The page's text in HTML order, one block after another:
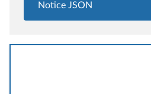
Notice JSON